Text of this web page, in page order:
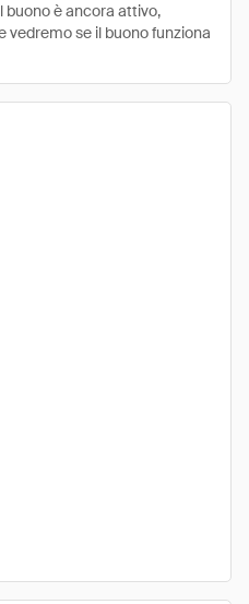
buono è ancora attivo,
vedremo se il buono funziona